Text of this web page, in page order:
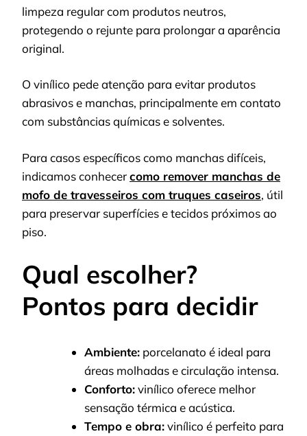
limpeza regular com produtos neutros,
protegendo o rejunte para prolongar a aparência
original.
O vinílico pede atenção para evitar produtos
abrasivos e manchas, principalmente em contato
com substâncias químicas e solventes.
Para casos específicos como manchas difíceis,
indicamos conhecercomo remover manchas de
mofo de travesseiros com truques caseiros, útil
para preservar superfícies e tecidos próximos ao
piso.
Qual escolher?
Pontos para decidir
Ambiente: porcelanato é ideal para
áreas molhadas e circulação intensa.
Conforto:vinílico oferece melhor
sensação térmica e acústica.
Tempo e obra:vinílico é perfeito para